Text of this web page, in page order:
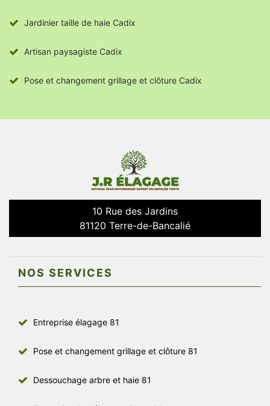
Jardinier taille de haie Cadix
Artisan paysagiste Cadix
Pose et changement grillage et clôture Cadix
10 Rue des Jardins
81120 Terre-de-Bancalié
NOS SERVICES
Entreprise élagage 81
Pose et changement grillage et clôture 81
Dessouchage arbre et haie 81